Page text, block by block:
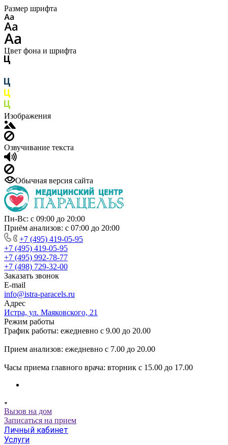
Размер шрифта
Цвет фона и шрифта
Изображения
Озвучивание текста
Обычная версия сайта
Пн-Вс: с 09:00 до 20:00
Приём анализов: с 07:00 до 20:00
+7 (495) 419-05-95
+7 (495) 419-05-95
+7 (495) 992-78-77
+7 (498) 729-32-00
Заказать звонок
E-mail
info@istra-paracels.ru
Адрес
Истра, ул. Маяковского, 21
Режим работы
График работы: ежедневно с 9.00 до 20.00
Прием анализов: ежедневно с 7.00 до 20.00
Часы приема главного врача: вторник с 15.00 до 17.00
Вызов на дом
Записаться на прием
Личный кабинет
Услуги